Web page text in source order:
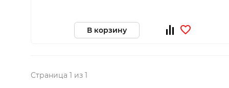
В корзину
Страница 1 из 1